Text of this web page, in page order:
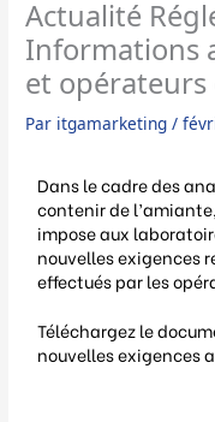
Actualité
Informations
et
Par itgamarketing/
Dans le cadre des
contenir de
impose aux
nouvelles exigences
effectués par les
Téléchargez le
nouvelles exigences